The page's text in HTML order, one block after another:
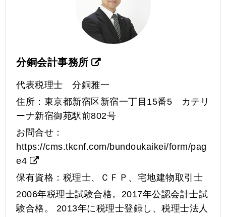
分銅会計事務所
代表税理士 分銅雅一
住所：東京都新宿区新宿一丁目15番5 カテリ
ーナ新宿御苑駅前802号
お問合せ：
https://cms.tkcnf.com/bundoukaikei/form/pag
e4
保有資格：税理士、ＣＦＰ、宅地建物取引士
2006年税理士試験合格。2017年公認会計士試
験合格。 2013年に税理士登録し、税理士法人